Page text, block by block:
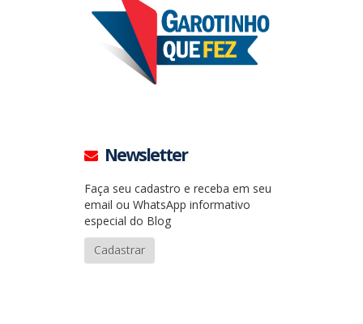
Newsletter
Faça seu cadastro e receba em seu
email ou WhatsApp informativo
especial do Blog